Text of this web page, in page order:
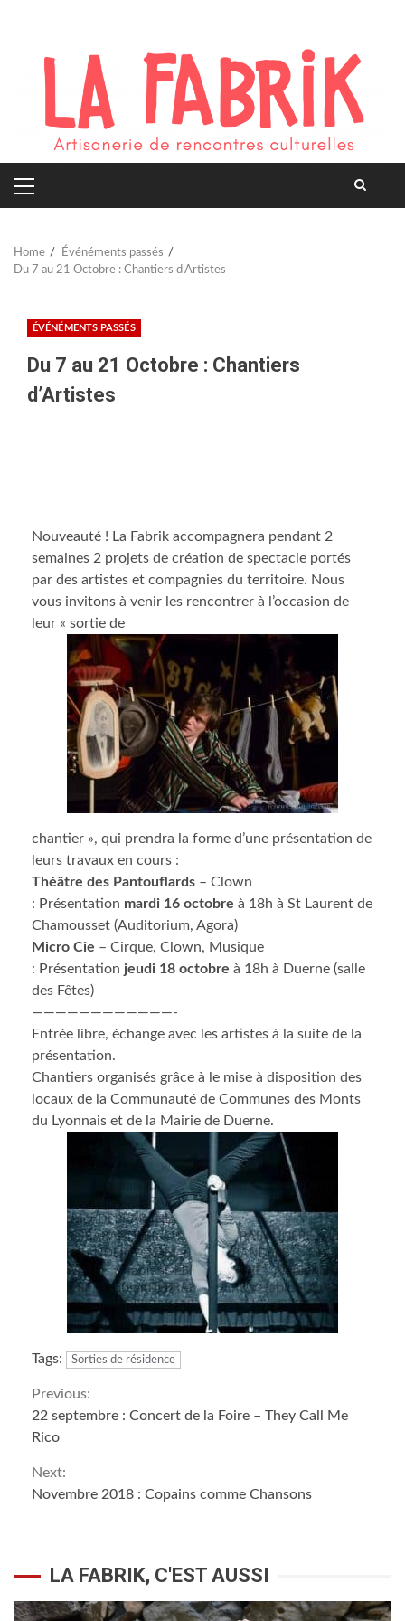
PRIMARY
MENU
Home
Événéments passés
Du 7 au 21 Octobre : Chantiers d’Artistes
ÉVÉNÉMENTS PASSÉS
Du 7 au 21 Octobre : Chantiers
d’Artistes
Nouveauté ! La Fabrik accompagnera pendant 2
semaines 2 projets de création de spectacle portés
par des artistes et compagnies du territoire. Nous
vous invitons à venir les rencontrer à l’occasion de
leur « sortie de
chantier », qui prendra la forme d’une présentation de
leurs travaux en cours :
Théâtre des Pantouflards – Clown
: Présentation mardi 16 octobre à 18h à St Laurent de
Chamousset (Auditorium, Agora)
Micro Cie – Cirque, Clown, Musique
: Présentation jeudi 18 octobre à 18h à Duerne (salle
des Fêtes)
————————————-
Entrée libre, échange avec les artistes à la suite de la
présentation.
Chantiers organisés grâce à le mise à disposition des
locaux de la Communauté de Communes des Monts
du Lyonnais et de la Mairie de Duerne.
Tags: Sorties de résidence
Continue
Reading
Previous:
22 septembre : Concert de la Foire – They Call Me
Rico
Next:
Novembre 2018 : Copains comme Chansons
LA FABRIK, C'EST AUSSI